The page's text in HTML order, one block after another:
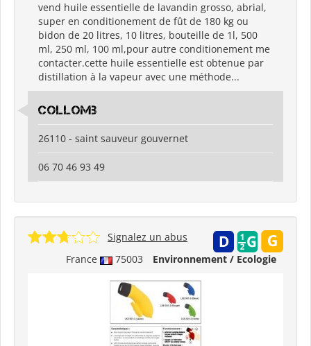
vend huile essentielle de lavandin grosso, abrial,
super en conditionement de fût de 180 kg ou
bidon de 20 litres, 10 litres, bouteille de 1l, 500
ml, 250 ml, 100 ml,pour autre conditionement me
contacter.cette huile essentielle est obtenue par
distillation à la vapeur avec une méthode...
collomb
26110 - saint sauveur gouvernet
06 70 46 93 49
France 75003 Environnement / Ecologie
Signalez un abus